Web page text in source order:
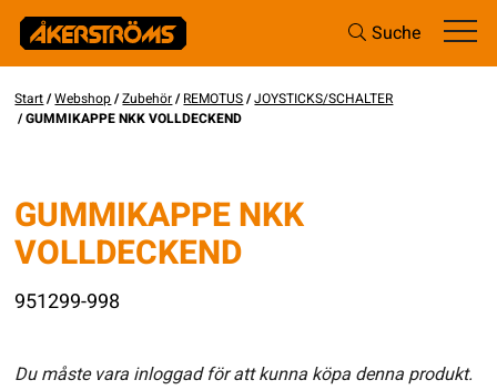
Suche
Start/Webshop/Zubehör/REMOTUS/JOYSTICKS/SCHALTER
/ GUMMIKAPPE NKK VOLLDECKEND
GUMMIKAPPE NKK
VOLLDECKEND
951299-998
Du måste vara inloggad för att kunna köpa denna produkt.